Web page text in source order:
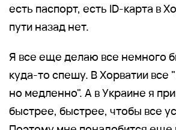
есть паспорт, есть ID-карта в
пути назад нет.
Я все еще делаю все немного
куда-то спешу. В Хорватии все
но медленно". А в Украине я
быстрее, быстрее, чтобы все